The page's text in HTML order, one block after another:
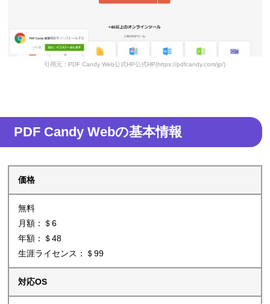
引用元：PDF Candy Web公式HP公式HP(https://pdfcandy.com/jp/)
PDF Candy Webの基本情報
価格
無料
月額：＄6
年額：＄48
生涯ライセンス：＄99
対応OS